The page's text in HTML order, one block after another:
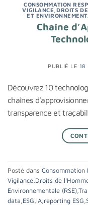
CONSOMMATION
VIGILANCE ,DROITS
ET
Chaîne
PUBLIÉ LE 18
Découvrez 10
chaînes
transparence et
Posté dans Consommation
Vigilance Droits de
Environnementale (RSE)
data ESG IA reporting ESG